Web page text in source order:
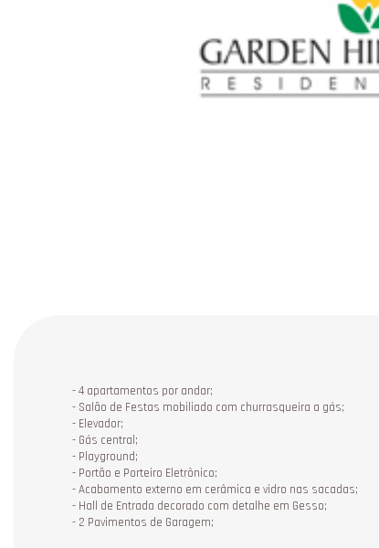
- 4 apartamentos por andar;
- Salão de Festas mobiliado com churrasqueira a gás;
- Elevador;
- Gás central;
- Playground;
- Portão e Porteiro Eletrônico;
- Acabamento externo em cerâmica e vidro nas sacadas;
- Hall de Entrada decorado com detalhe em Gesso;
- 2 Pavimentos de Garagem;